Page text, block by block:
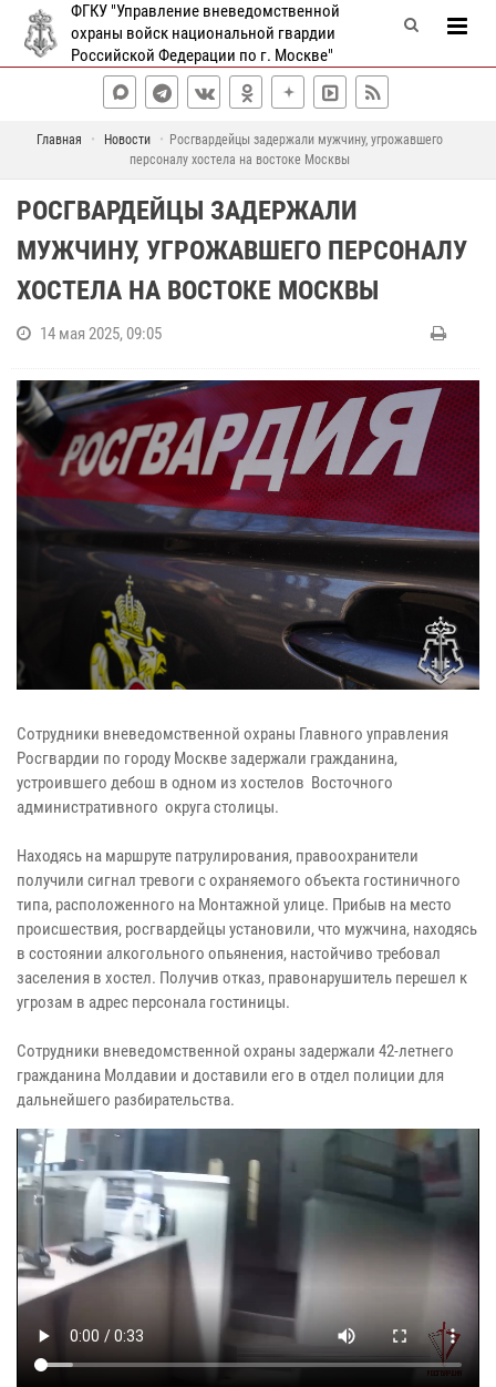
ФГКУ "Управление вневедомственной
охраны войск национальной гвардии
Российской Федерации по г. Москве"
Главная Новости
Росгвардейцы задержали мужчину, угрожавшего
персоналу хостела на востоке Москвы
РОСГВАРДЕЙЦЫ ЗАДЕРЖАЛИ
МУЖЧИНУ, УГРОЖАВШЕГО ПЕРСОНАЛУ
ХОСТЕЛА НА ВОСТОКЕ МОСКВЫ
14 мая 2025, 09:05
Сотрудники вневедомственной охраны Главного управления
Росгвардии по городу Москве задержали гражданина,
устроившего дебош в одном из хостелов Восточного
административного округа столицы.
Находясь на маршруте патрулирования, правоохранители
получили сигнал тревоги с охраняемого объекта гостиничного
типа, расположенного на Монтажной улице. Прибыв на место
происшествия, росгвардейцы установили, что мужчина, находясь
в состоянии алкогольного опьянения, настойчиво требовал
заселения в хостел. Получив отказ, правонарушитель перешел к
угрозам в адрес персонала гостиницы.
Сотрудники вневедомственной охраны задержали 42-летнего
гражданина Молдавии и доставили его в отдел полиции для
дальнейшего разбирательства.